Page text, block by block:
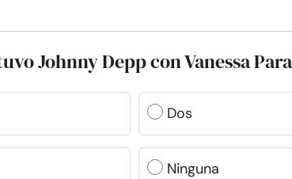
Johnny Depp con Vanessa
Dos
Ninguna